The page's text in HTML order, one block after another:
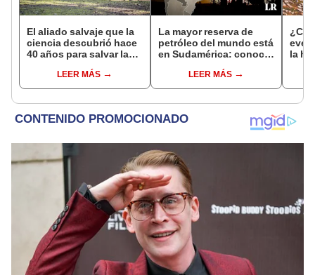
El aliado salvaje que la
ciencia descubrió hace
40 años para salvar la
reintroducción de un
asno salvaje está
vida
LEER MÁS
La mayor reserva de
petróleo del mundo está
en Sudamérica: conoce
OrinocoLEER MÁS
la